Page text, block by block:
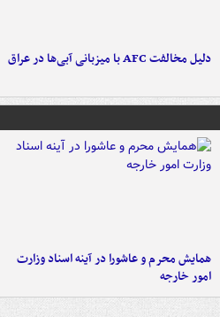
دلیل مخالفت AFC با میزبانی آبی‌ها در عراق
همایش محرم و عاشورا در آینه اسناد وزارت
امور خارجه